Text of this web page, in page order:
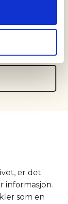
og
positiv
er det
informasjon.
som en